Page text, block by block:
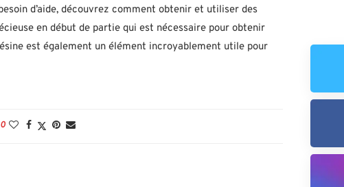
d’aide, découvrez comment obtenir et utiliser des
en début de partie qui est nécessaire pour obtenir
est également un élément incroyablement utile pour
0